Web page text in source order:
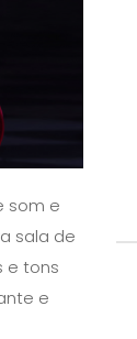
som e
sala de
e tons
e